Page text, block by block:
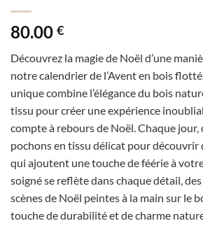
80.00 €
Découvrez la magie de Noël d’une
notre calendrier de l’Avent en bois
unique combine l’élégance du bois
tissu pour créer une expérience
compte à rebours de Noël. Chaque jour,
pochons en tissu délicat pour découvrir
qui ajoutent une touche de féérie à
soigné se reflète dans chaque détail,
scènes de Noël peintes à la main sur le
touche de durabilité et de charme